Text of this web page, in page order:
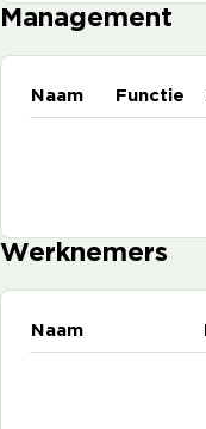
Management
Naam Functie
Werknemers
Naam